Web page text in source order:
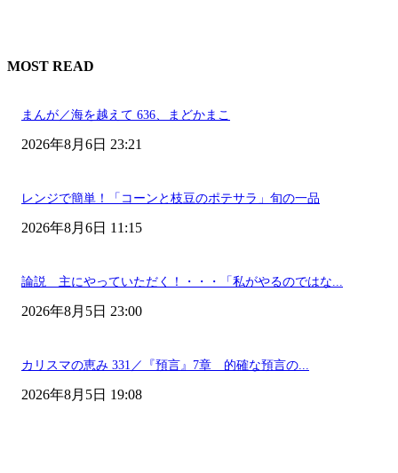
MOST READ
まんが／海を越えて 636、まどかまこ
2026年8月6日 23:21
レンジで簡単！「コーンと枝豆のポテサラ」旬の一品
2026年8月6日 11:15
論説 主にやっていただく！・・・「私がやるのではな...
2026年8月5日 23:00
カリスマの恵み 331／『預言』7章 的確な預言の...
2026年8月5日 19:08